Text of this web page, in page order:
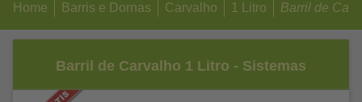
Home Barris e Dornas Carvalho 1 Litro Barril de
Barril de Carvalho 1 Litro - Sistemas